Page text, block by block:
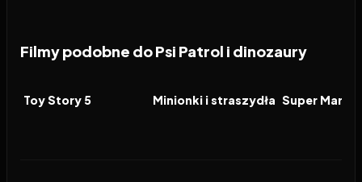
Filmy podobne do Psi Patrol i dinozaury
FILM
Toy Story 5 FILM
Minionki i straszydła FILM